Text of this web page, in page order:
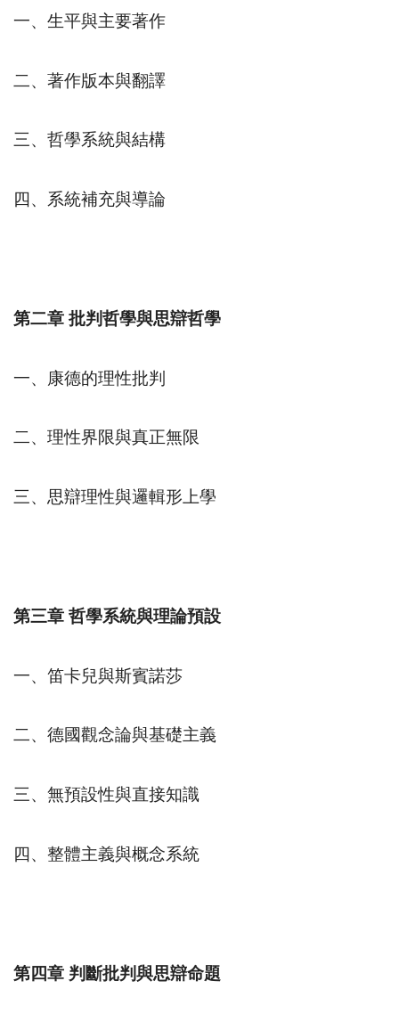
一、生平與主要著作
二、著作版本與翻譯
三、哲學系統與結構
四、系統補充與導論
第二章 批判哲學與思辯哲學
一、康德的理性批判
二、理性界限與真正無限
三、思辯理性與邏輯形上學
第三章 哲學系統與理論預設
一、笛卡兒與斯賓諾莎
二、德國觀念論與基礎主義
三、無預設性與直接知識
四、整體主義與概念系統
第四章 判斷批判與思辯命題